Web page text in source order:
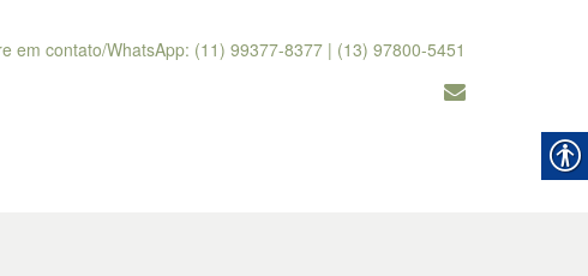
em contato/WhatsApp: (11) 99377-8377 | (13) 97800-5451